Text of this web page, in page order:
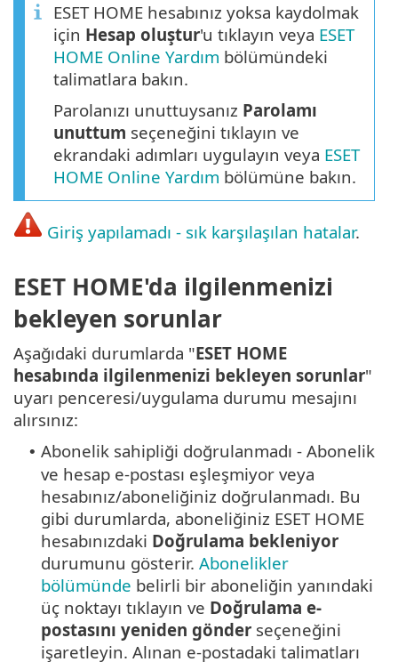
ESET HOME hesabınız yoksa kaydolmak
için Hesap oluştur'u tıklayın veya ESET
HOME Online Yardım bölümündeki
talimatlara bakın.
Parolanızı unuttuysanız Parolamı
unuttum seçeneğini tıklayın ve
ekrandaki adımları uygulayın veya ESET
HOME Online Yardım bölümüne bakın.
Giriş yapılamadı - sık karşılaşılan hatalar.
ESET HOME'da ilgilenmenizi
bekleyen sorunlar
Aşağıdaki durumlarda "ESET HOME
hesabında ilgilenmenizi bekleyen sorunlar"
uyarı penceresi/uygulama durumu mesajını
alırsınız:
• Abonelik sahipliği doğrulanmadı - Abonelik
ve hesap e-postası eşleşmiyor veya
hesabınız/aboneliğiniz doğrulanmadı. Bu
gibi durumlarda, aboneliğiniz ESET HOME
hesabınızdaki Doğrulama bekleniyor
durumunu gösterir. Abonelikler
bölümünde belirli bir aboneliğin yanındaki
üç noktayı tıklayın ve Doğrulama e-
postasını yeniden gönder seçeneğini
işaretleyin. Alınan e-postadaki talimatları